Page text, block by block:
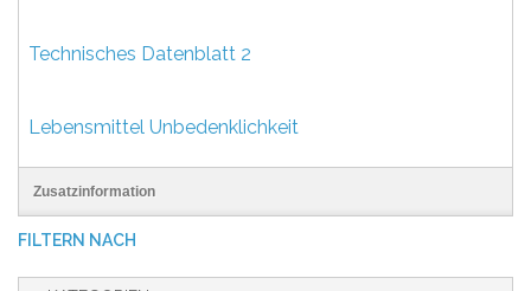
Technisches Datenblatt 2
Lebensmittel Unbedenklichkeit
Zusatzinformation
FILTERN NACH